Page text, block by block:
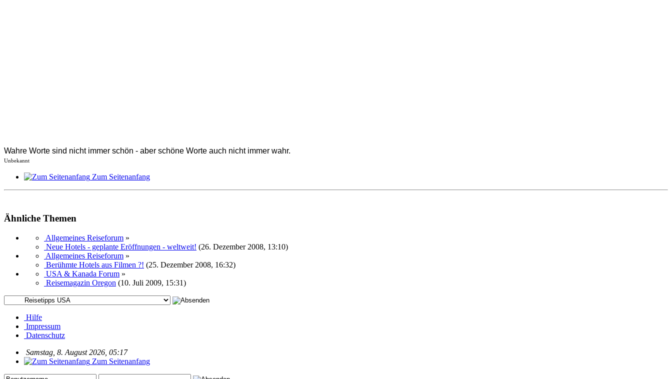
Wahre Worte sind nicht immer schön - aber schöne Worte auch nicht immer wahr.
Unbekannt
Zum Seitenanfang
Ähnliche Themen
Allgemeines Reiseforum »
Neue Hotels - geplante Eröffnungen - weltweit! (26. Dezember 2008, 13:10)
Allgemeines Reiseforum »
Berühmte Hotels aus Filmen ?! (25. Dezember 2008, 16:32)
USA & Kanada Forum »
Reisemagazin Oregon (10. Juli 2009, 15:31)
Hilfe
Impressum
Datenschutz
Samstag, 8. August 2026, 05:17
Zum Seitenanfang